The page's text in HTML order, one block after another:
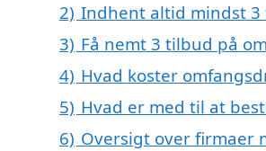
2) Indhent altid mindst
3) Få nemt 3 tilbud på
4) Hvad koster
5) Hvad er med til at
6) Oversigt over firmaer